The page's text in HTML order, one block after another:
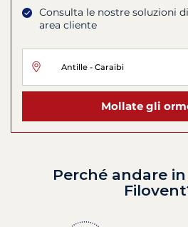
Consulta le nostre soluzioni
area cliente
Mollate gli
Perché andare